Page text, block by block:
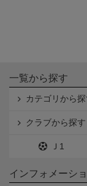
一覧から探す
カテゴリから探
クラブから探す
Ｊ1
インフォメーシ